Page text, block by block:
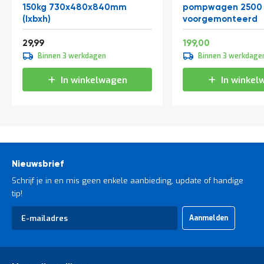
t
Mijn
account
150kg 730x480x840mm
(lxbxh)
29,99
Binnen 3 werkdagen
In winkelwagen
pompwagen 2500
voorgemonteerd
Speciale
prijs
199,00
Binnen 3
In
Nieuwsbrief
Schrijf je in en mis geen enkele aanbieding, update of handige
tip!
Abonneer
op
Aanmelden